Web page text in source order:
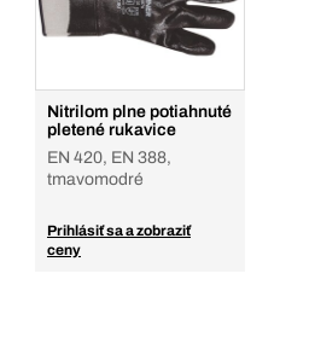
Nitrilom plne potiahnuté
pletené rukavice
EN 420, EN 388,
tmavomodré
Prihlásiť sa a zobraziť
ceny